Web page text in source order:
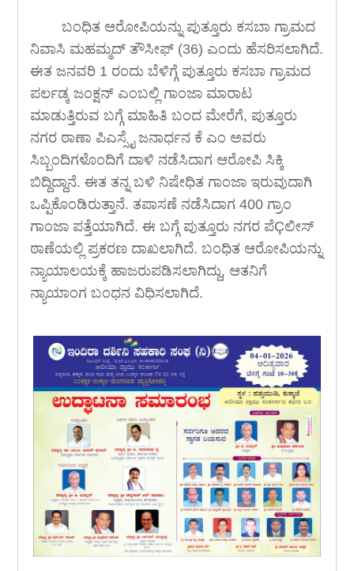
ಬಂಧಿತ ಆರೋಪಿಯನ್ನು ಪುತ್ತೂರು ಕಸಬಾ ಗ್ರಾಮದ
ನಿವಾಸಿ ಮಹಮ್ಮದ್ ತೌಸೀಫ್ (36) ಎಂದು ಹೆಸರಿಸಲಾಗಿದೆ.
ಈತ ಜನವರಿ 1 ರಂದು ಬೆಳಿಗ್ಗೆ ಪುತ್ತೂರು ಕಸಬಾ ಗ್ರಾಮದ
ಪರ್ಲಡ್ಕ ಜಂಕ್ಷನ್ ಎಂಬಲ್ಲಿ ಗಾಂಜಾ ಮಾರಾಟ
ಮಾಡುತ್ತಿರುವ ಬಗ್ಗೆ ಮಾಹಿತಿ ಬಂದ ಮೇರೆಗೆ, ಪುತ್ತೂರು
ನಗರ ಠಾಣಾ ಪಿಎಸ್ಸೈ ಜನಾರ್ಧನ ಕೆ ಎಂ ಅವರು
ಸಿಬ್ಬಂದಿಗಳೊಂದಿಗೆ ದಾಳಿ ನಡೆಸಿದಾಗ ಆರೋಪಿ ಸಿಕ್ಕಿ
ಬಿದ್ದಿದ್ದಾನೆ. ಈತ ತನ್ನ ಬಳಿ ನಿಷೇಧಿತ ಗಾಂಜಾ ಇರುವುದಾಗಿ
ಒಪ್ಪಿಕೊಂಡಿರುತ್ತಾನೆ. ತಪಾಸಣೆ ನಡೆಸಿದಾಗ 400 ಗ್ರಾಂ
ಗಾಂಜಾ ಪತ್ತೆಯಾಗಿದೆ. ಈ ಬಗ್ಗೆ ಪುತ್ತೂರು ನಗರ ಪೆÇಲೀಸ್
ಠಾಣೆಯಲ್ಲಿ ಪ್ರಕರಣ ದಾಖಲಾಗಿದೆ. ಬಂಧಿತ ಆರೋಪಿಯನ್ನು
ನ್ಯಾಯಾಲಯಕ್ಕೆ ಹಾಜರುಪಡಿಸಲಾಗಿದ್ದು, ಆತನಿಗೆ
ನ್ಯಾಯಾಂಗ ಬಂಧನ ವಿಧಿಸಲಾಗಿದೆ.